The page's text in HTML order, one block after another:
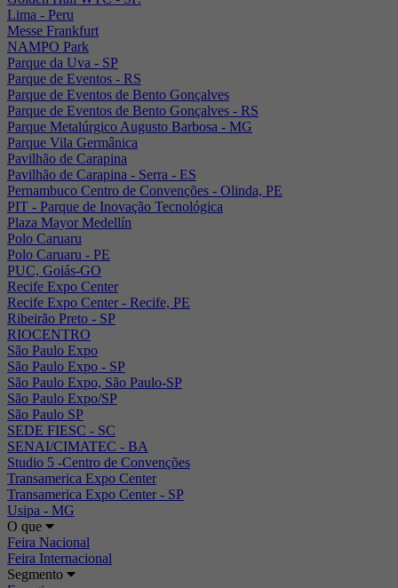
Lima - Peru
Messe Frankfurt
NAMPO Park
Parque da Uva - SP
Parque de Eventos - RS
Parque de Eventos de Bento Gonçalves
Parque de Eventos de Bento Gonçalves - RS
Parque Metalúrgico Augusto Barbosa - MG
Parque Vila Germânica
Pavilhão de Carapina
Pavilhão de Carapina - Serra - ES
Pernambuco Centro de Convenções - Olinda, PE
PIT - Parque de Inovação Tecnológica
Plaza Mayor Medellín
Polo Caruaru
Polo Caruaru - PE
PUC, Goiás-GO
Recife Expo Center
Recife Expo Center - Recife, PE
Ribeirão Preto - SP
RIOCENTRO
São Paulo Expo
São Paulo Expo - SP
São Paulo Expo, São Paulo-SP
São Paulo Expo/SP
São Paulo SP
SEDE FIESC - SC
SENAI/CIMATEC - BA
Studio 5 -Centro de Convenções
Transamerica Expo Center
Transamerica Expo Center - SP
Usipa - MG
O que
Feira Nacional
Feira Internacional
Segmento